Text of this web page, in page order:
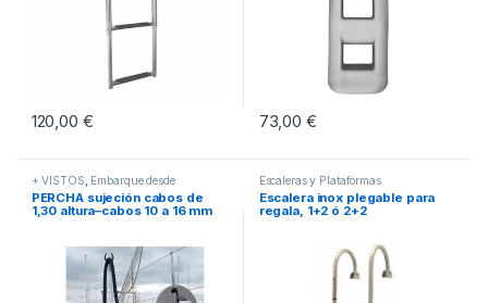
120,00 € 73,00 €
+ VISTOS Embarque desde
Pantalán,Material artesano
PERCHA sujeción cabos de
1,30 altura–cabos 10 a 16 mm
Escaleras y Plataformas
Escalera inox plegable para
regala, 1+2 ó 2+2